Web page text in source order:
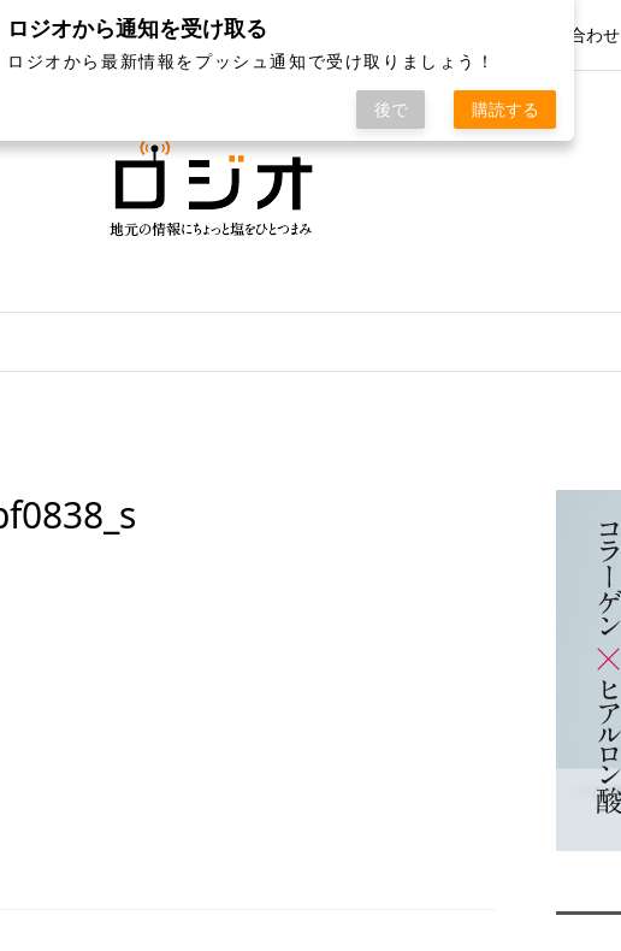
何？ 特集 記事ランキング お問い合わせ
ロジオから通知を受け取る
ロジオから最新情報をプッシュ通知で受け取りましょう！
後で 購読する